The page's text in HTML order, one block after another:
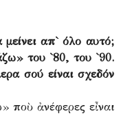
απ` όλο αυτό;
του `80, του `90.
σού είναι σχεδόν
ποὺ ἀνέφερες εἶναι